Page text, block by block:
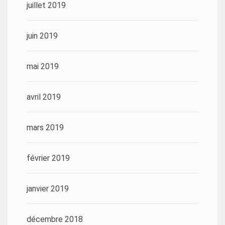
juillet 2019
juin 2019
mai 2019
avril 2019
mars 2019
février 2019
janvier 2019
décembre 2018